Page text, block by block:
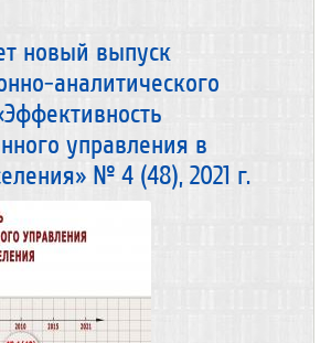
новый выпуск
аналитического
управления в
№ 4 (48), 2021 г.